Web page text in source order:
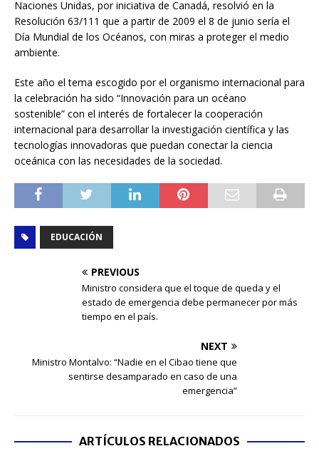
Naciones Unidas, por iniciativa de Canadá, resolvió en la
Resolución 63/111 que a partir de 2009 el 8 de junio sería el
Día Mundial de los Océanos, con miras a proteger el medio
ambiente.
Este año el tema escogido por el organismo internacional para
la celebración ha sido “Innovación para un océano
sostenible” con el interés de fortalecer la cooperación
internacional para desarrollar la investigación científica y las
tecnologías innovadoras que puedan conectar la ciencia
oceánica con las necesidades de la sociedad.
EDUCACIÓN
PREVIOUS
Ministro considera que el toque de queda y el
estado de emergencia debe permanecer por más
tiempo en el país.
NEXT
Ministro Montalvo: “Nadie en el Cibao tiene que
sentirse desamparado en caso de una
emergencia”
ARTÍCULOS RELACIONADOS